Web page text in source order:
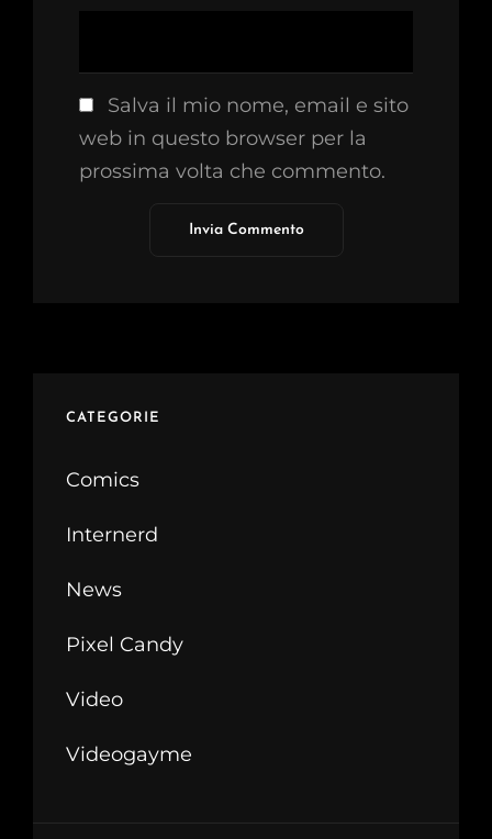
Salva il mio nome, email e sito
web in questo browser per la
prossima volta che commento.
CATEGORIE
Comics
Internerd
News
Pixel Candy
Video
Videogayme